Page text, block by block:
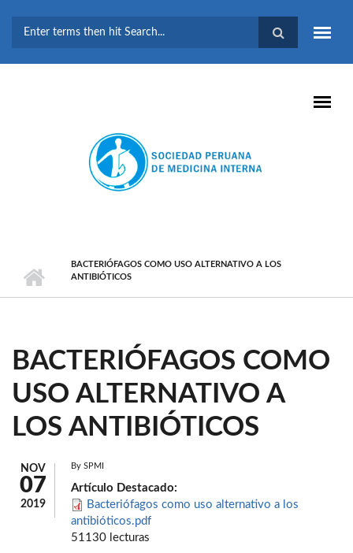
BÚSQUEDA
BACTERIÓFAGOS COMO USO ALTERNATIVO A LOS
ANTIBIÓTICOS
BACTERIÓFAGOS COMO
USO ALTERNATIVO A
LOS ANTIBIÓTICOS
NOV
07
2019
By SPMI
Artículo Destacado:
Bacteriófagos como uso alternativo a los
antibióticos.pdf
51130 lecturas